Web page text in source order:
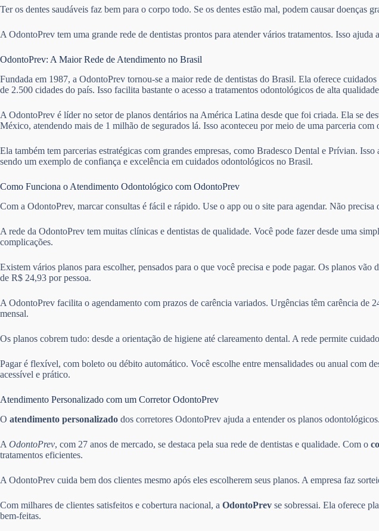
Ter os dentes saudáveis faz bem para o corpo todo. Se os dentes estão mal, podem causar
A OdontoPrev tem uma grande rede de dentistas prontos para atender vários tratamentos. Isso
OdontoPrev: A Maior Rede de Atendimento no Brasil
Fundada em 1987, a OdontoPrev tornou-se a maior rede de dentistas do Brasil. Ela oferece
de 2.500 cidades do país. Isso facilita bastante o acesso a tratamentos odontológicos de alta
A OdontoPrev é líder no setor de planos dentários na América Latina desde que foi criada. Ela se
México, atendendo mais de 1 milhão de segurados lá. Isso aconteceu por meio de uma parceria
Ela também tem parcerias estratégicas com grandes empresas, como Bradesco Dental e Prívian.
sendo um exemplo de confiança e excelência em cuidados odontológicos no Brasil.
Como Funciona o Atendimento Odontológico com OdontoPrev
Com a OdontoPrev, marcar consultas é fácil e rápido. Use o app ou o site para agendar. Não
A rede da OdontoPrev tem muitas clínicas e dentistas de qualidade. Você pode fazer desde uma
complicações.
Existem vários planos para escolher, pensados para o que você precisa e pode pagar. Os planos
de R$ 24,93 por pessoa.
A OdontoPrev facilita o agendamento com prazos de carência variados. Urgências têm carência de
mensal.
Os planos cobrem tudo: desde a orientação de higiene até clareamento dental. A rede permite
Pagar é flexível, com boleto ou débito automático. Você escolhe entre mensalidades ou anual com
acessível e prático.
Atendimento Personalizado com um Corretor OdontoPrev
O atendimento personalizado dos corretores OdontoPrev ajuda a entender os planos
A OdontoPrev, com 27 anos de mercado, se destaca pela sua rede de dentistas e qualidade. Com o
tratamentos eficientes.
A OdontoPrev cuida bem dos clientes mesmo após eles escolherem seus planos. A empresa faz
Com milhares de clientes satisfeitos e cobertura nacional, a OdontoPrev se sobressai. Ela oferece
bem-feitas.